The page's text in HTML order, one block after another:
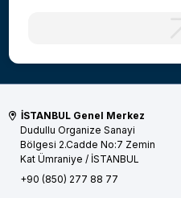
İSTANBUL Genel Merkez
Dudullu Organize Sanayi
Bölgesi 2.Cadde No:7 Zemin
Kat Ümraniye / İSTANBUL
+90 (850) 277 88 77